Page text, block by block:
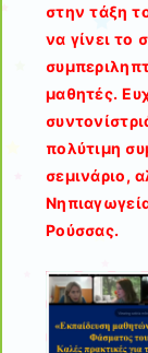
στην τάξη
να γίνει το
μαθητές.
πολύτιμη
σεμινάριο,
Ρούσσας.